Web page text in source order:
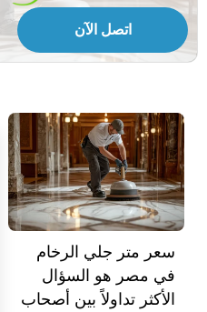
اتصل الآن
سعر متر جلي الرخام
في مصر هو السؤال
الأكثر تداولاً بين أصحاب